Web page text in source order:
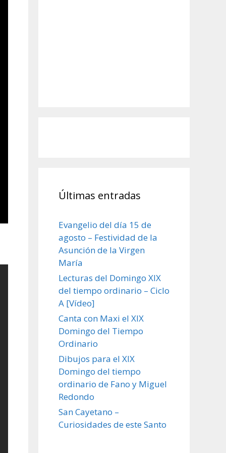
Últimas entradas
Evangelio del día 15 de
agosto – Festividad de la
Asunción de la Virgen
María
Lecturas del Domingo XIX
del tiempo ordinario – Ciclo
A [Vídeo]
Canta con Maxi el XIX
Domingo del Tiempo
Ordinario
Dibujos para el XIX
Domingo del tiempo
ordinario de Fano y Miguel
Redondo
San Cayetano –
Curiosidades de este Santo